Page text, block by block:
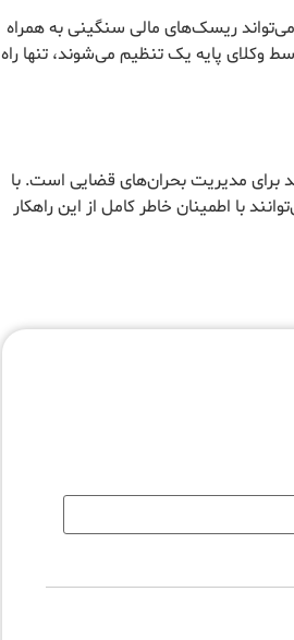
ریسک‌های مالی سنگینی به همراه
وکلای پایه یک تنظیم می‌شوند، تنها راه
برای مدیریت بحران‌های قضایی است. با
با اطمینان خاطر کامل از این راهکار